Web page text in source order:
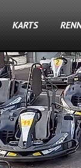
KARTS